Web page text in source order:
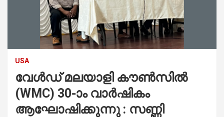
USA
വേൾഡ് മലയാളി കൗൺസിൽ
(WMC) 30-ാം വാർഷികം
ആഘോഷിക്കുന്നു : സണ്ണി